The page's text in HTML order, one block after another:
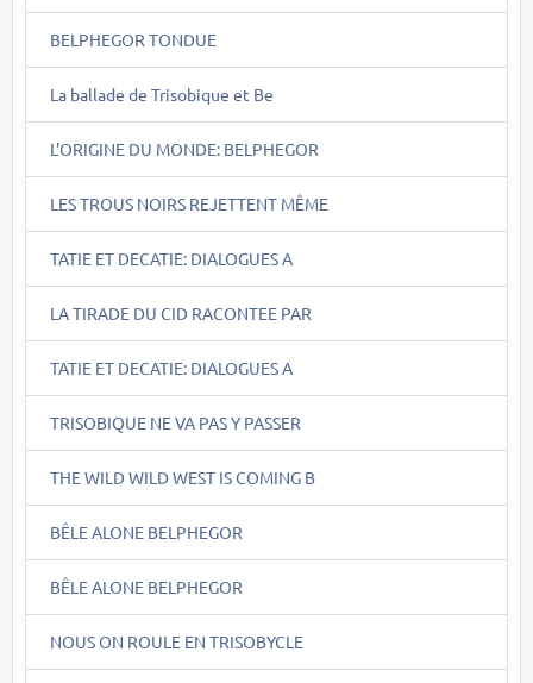
BELPHEGOR TONDUE
La ballade de Trisobique et Be
L'ORIGINE DU MONDE: BELPHEGOR
LES TROUS NOIRS REJETTENT MÊME
TATIE ET DECATIE: DIALOGUES A
LA TIRADE DU CID RACONTEE PAR
TATIE ET DECATIE: DIALOGUES A
TRISOBIQUE NE VA PAS Y PASSER
THE WILD WILD WEST IS COMING B
BÊLE ALONE BELPHEGOR
BÊLE ALONE BELPHEGOR
NOUS ON ROULE EN TRISOBYCLE